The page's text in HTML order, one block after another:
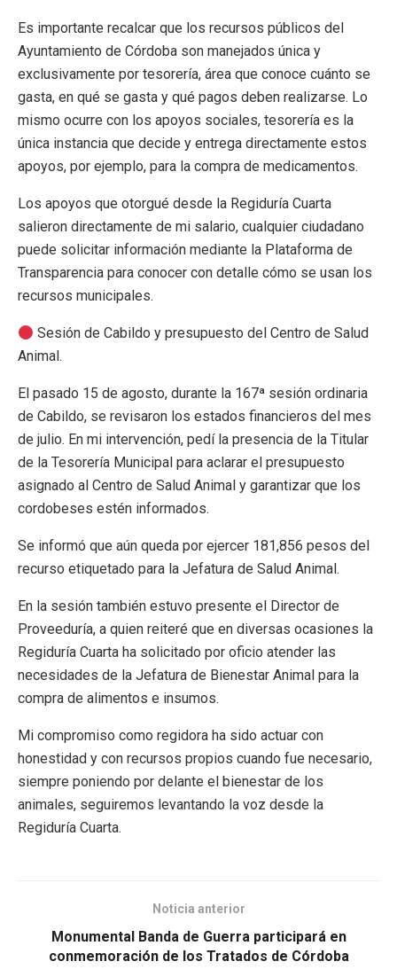
Es importante recalcar que los recursos públicos del
Ayuntamiento de Córdoba son manejados única y
exclusivamente por tesorería, área que conoce cuánto se
gasta, en qué se gasta y qué pagos deben realizarse. Lo
mismo ocurre con los apoyos sociales, tesorería es la
única instancia que decide y entrega directamente estos
apoyos, por ejemplo, para la compra de medicamentos.
Los apoyos que otorgué desde la Regiduría Cuarta
salieron directamente de mi salario, cualquier ciudadano
puede solicitar información mediante la Plataforma de
Transparencia para conocer con detalle cómo se usan los
recursos municipales.
Sesión de Cabildo y presupuesto del Centro de Salud
Animal.
El pasado 15 de agosto, durante la 167ª sesión ordinaria
de Cabildo, se revisaron los estados financieros del mes
de julio. En mi intervención, pedí la presencia de la Titular
de la Tesorería Municipal para aclarar el presupuesto
asignado al Centro de Salud Animal y garantizar que los
cordobeses estén informados.
Se informó que aún queda por ejercer 181,856 pesos del
recurso etiquetado para la Jefatura de Salud Animal.
En la sesión también estuvo presente el Director de
Proveeduría, a quien reiteré que en diversas ocasiones la
Regiduría Cuarta ha solicitado por oficio atender las
necesidades de la Jefatura de Bienestar Animal para la
compra de alimentos e insumos.
Mi compromiso como regidora ha sido actuar con
honestidad y con recursos propios cuando fue necesario,
siempre poniendo por delante el bienestar de los
animales, seguiremos levantando la voz desde la
Regiduría Cuarta.
Noticia anterior
Monumental Banda de Guerra participará en
conmemoración de los Tratados de Córdoba